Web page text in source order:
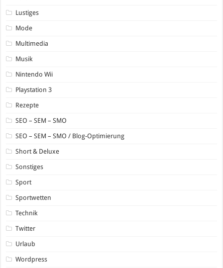
Lustiges
Mode
Multimedia
Musik
Nintendo Wii
Playstation 3
Rezepte
SEO – SEM – SMO
SEO – SEM – SMO / Blog-Optimierung
Short & Deluxe
Sonstiges
Sport
Sportwetten
Technik
Twitter
Urlaub
Wordpress